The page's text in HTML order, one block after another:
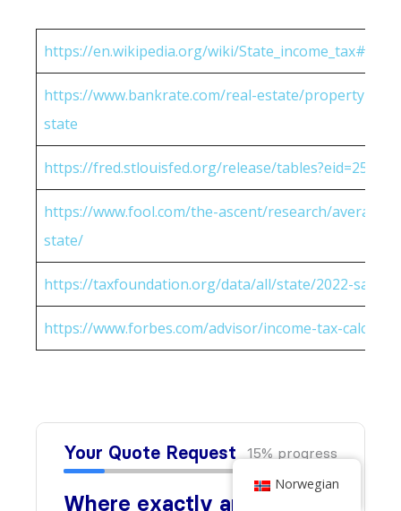
https://en.wikipedia.org/wiki/
https://www.bankrate.com/real-estate/property-
state
https://fred.stlouisfed.org/release/
https://www.fool.com/the-ascent/research/average-
state/
https://taxfoundation.org/data/all/state/2022-sales-
https://www.forbes.com/advisor/income-tax-
Norwegian